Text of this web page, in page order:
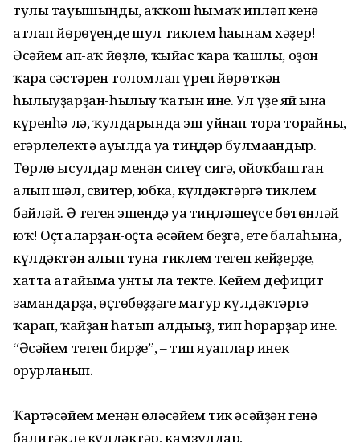
тулы тауышыңды, аҡҡош һымаҡ ипләп кенә
атлап йөрөүеңде шул тиклем һағынам хәҙер!
Әсәйем ап-аҡ йөҙлө, ҡыйғас ҡара ҡашлы, оҙон
ҡара сәстәрен толомлап үреп йөрөткән
һылыуҙарҙан-һылыу ҡатын ине. Ул үҙе яй ғына
күренһә лә, ҡулдарында эш уйнап тора торғайны,
егәрлелектә ауылда уға тиңдәр булмағандыр.
Төрлө ысулдар менән сигеү сигә, ойоҡбаштан
алып шәл, свитер, юбка, күлдәктәргә тиклем
бәйләй. Ә теген эшендә уға тиңләшеүсе бөтөнләй
юҡ! Оҫталар­ҙан-оҫта әсәйем беҙгә, ете балаһына,
күлдәктән алып тунға тиклем тегеп кейҙерҙе,
хатта атайыма унты ла текте. Кейем дефицит
замандарҙа, өҫтөбөҙҙәге матур күлдәктәргә
ҡарап, ҡайҙан һатып алдығыҙ, тип һорарҙар ине.
“Әсәйем тегеп бирҙе”, – тип яуап­лар инек
ғорурланып.
Ҡартәсәйем менән өләсәйем тик әсәйҙән генә
балитәкле күлдәктәр, камзулдар,